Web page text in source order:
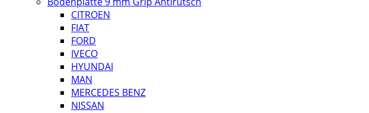
CITROEN
FIAT
FORD
IVECO
HYUNDAI
MAN
MERCEDES BENZ
NISSAN